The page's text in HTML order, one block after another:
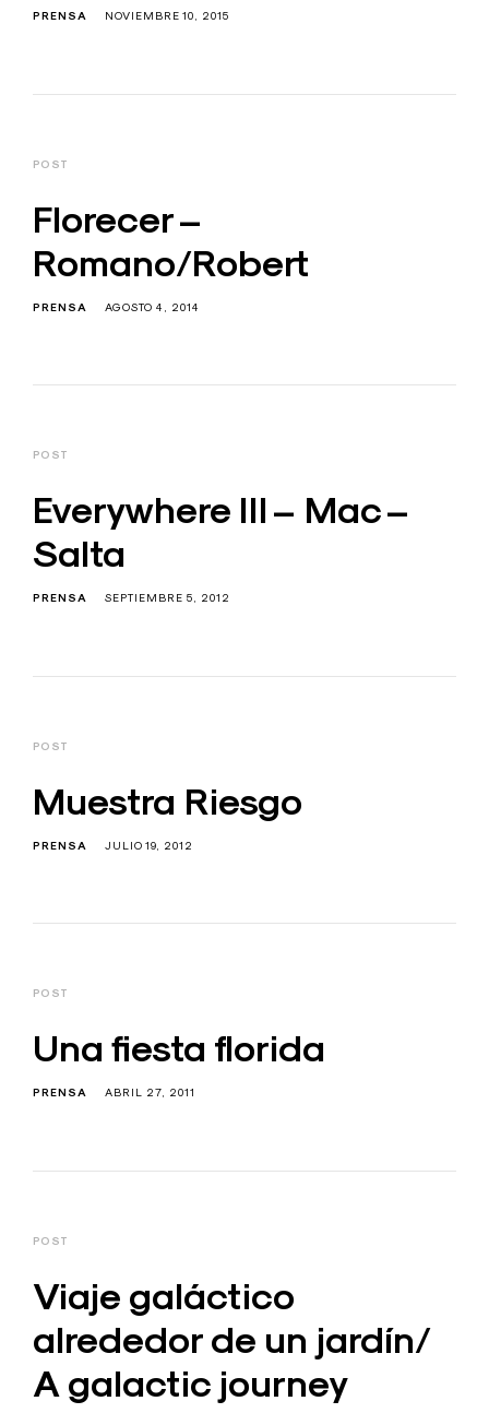
PRENSA NOVIEMBRE 10, 2015
POST
Florecer –
Romano/Robert
PRENSA AGOSTO 4, 2014
POST
Everywhere III – Mac –
Salta
PRENSA SEPTIEMBRE 5, 2012
POST
Muestra Riesgo
PRENSA JULIO 19, 2012
POST
Una fiesta florida
PRENSA ABRIL 27, 2011
POST
Viaje galáctico
alrededor de un jardín/
A galactic journey